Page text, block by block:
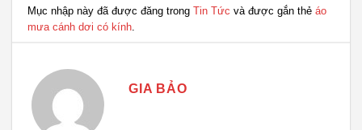
Mục nhập này đã được đăng trongTin Tức và được gắn thẻáo
mưa cánh dơi có kính.
GIA BẢO